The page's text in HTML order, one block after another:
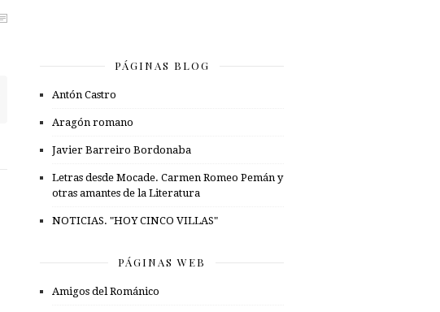
PÁGINAS BLOG
Antón Castro
Aragón romano
Javier Barreiro Bordonaba
Letras desde Mocade. Carmen Romeo Pemán y
otras amantes de la Literatura
NOTICIAS. "HOY CINCO VILLAS"
PÁGINAS WEB
Amigos del Románico